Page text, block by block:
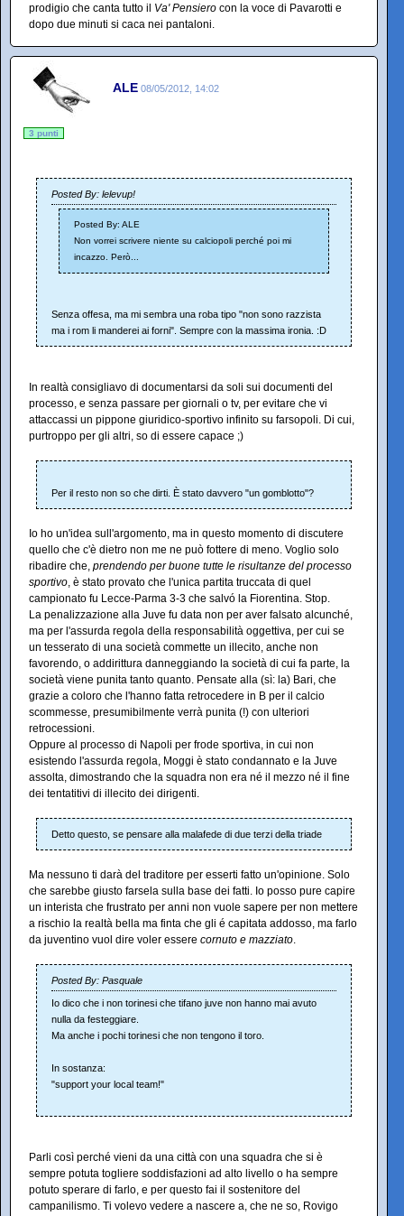
prodigio che canta tutto il Va' Pensiero con la voce di Pavarotti e
dopo due minuti si caca nei pantaloni.
ALE 08/05/2012, 14:02
3 punti
Posted By: lelevup!
Posted By: ALE
Non vorrei scrivere niente su calciopoli perché poi mi
incazzo. Però...
Senza offesa, ma mi sembra una roba tipo "non sono razzista
ma i rom li manderei ai forni". Sempre con la massima ironia. :D
In realtà consigliavo di documentarsi da soli sui documenti del
processo, e senza passare per giornali o tv, per evitare che vi
attaccassi un pippone giuridico-sportivo infinito su farsopoli. Di cui,
purtroppo per gli altri, so di essere capace ;)
Per il resto non so che dirti. È stato davvero "un gomblotto"?
Io ho un'idea sull'argomento, ma in questo momento di discutere
quello che c'è dietro non me ne può fottere di meno. Voglio solo
ribadire che, prendendo per buone tutte le risultanze del processo
sportivo, è stato provato che l'unica partita truccata di quel
campionato fu Lecce-Parma 3-3 che salvó la Fiorentina. Stop.
La penalizzazione alla Juve fu data non per aver falsato alcunché,
ma per l'assurda regola della responsabilità oggettiva, per cui se
un tesserato di una società commette un illecito, anche non
favorendo, o addirittura danneggiando la società di cui fa parte, la
società viene punita tanto quanto. Pensate alla (sì: la) Bari, che
grazie a coloro che l'hanno fatta retrocedere in B per il calcio
scommesse, presumibilmente verrà punita (!) con ulteriori
retrocessioni.
Oppure al processo di Napoli per frode sportiva, in cui non
esistendo l'assurda regola, Moggi è stato condannato e la Juve
assolta, dimostrando che la squadra non era né il mezzo né il fine
dei tentatitivi di illecito dei dirigenti.
Detto questo, se pensare alla malafede di due terzi della triade
Ma nessuno ti darà del traditore per esserti fatto un'opinione. Solo
che sarebbe giusto farsela sulla base dei fatti. Io posso pure capire
un interista che frustrato per anni non vuole sapere per non mettere
a rischio la realtà bella ma finta che gli é capitata addosso, ma farlo
da juventino vuol dire voler essere cornuto e mazziato.
Posted By: Pasquale
Io dico che i non torinesi che tifano juve non hanno mai avuto
nulla da festeggiare.
Ma anche i pochi torinesi che non tengono il toro.
In sostanza:
"support your local team!"
Parli così perché vieni da una città con una squadra che si è
sempre potuta togliere soddisfazioni ad alto livello o ha sempre
potuto sperare di farlo, e per questo fai il sostenitore del
campanilismo. Ti volevo vedere a nascere a, che ne so, Rovigo